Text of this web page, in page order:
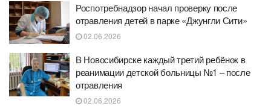
Роспотребнадзор начал проверку после
отравления детей в парке «Джунгли Сити»
02.06.2026
В Новосибирске каждый третий ребёнок в
реанимации детской больницы №1 – после
отравления
02.06.2026